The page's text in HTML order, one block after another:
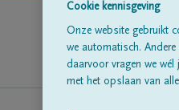
Cookie kennisgeving
Onze website gebruikt
we automatisch.
daarvoor vragen we
met het opslaan van